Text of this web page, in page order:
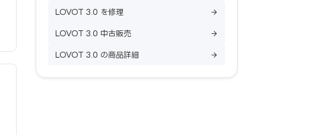
LOVOT 3.0 を修理
LOVOT 3.0 中古販売
LOVOT 3.0 の商品詳細